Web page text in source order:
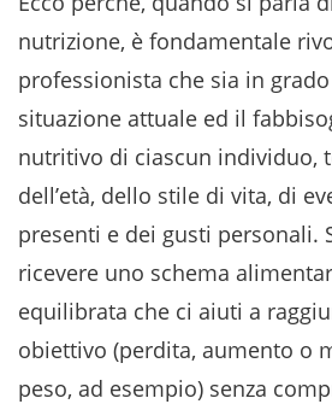
nutrizione, è fondamentale
professionista che sia in
situazione attuale ed il
nutritivo di ciascun individuo,
dell’età, dello stile di vita, di
presenti e dei gusti personali.
ricevere uno schema
equilibrata che ci aiuti a
obiettivo (perdita, aumento o
peso, ad esempio) senza